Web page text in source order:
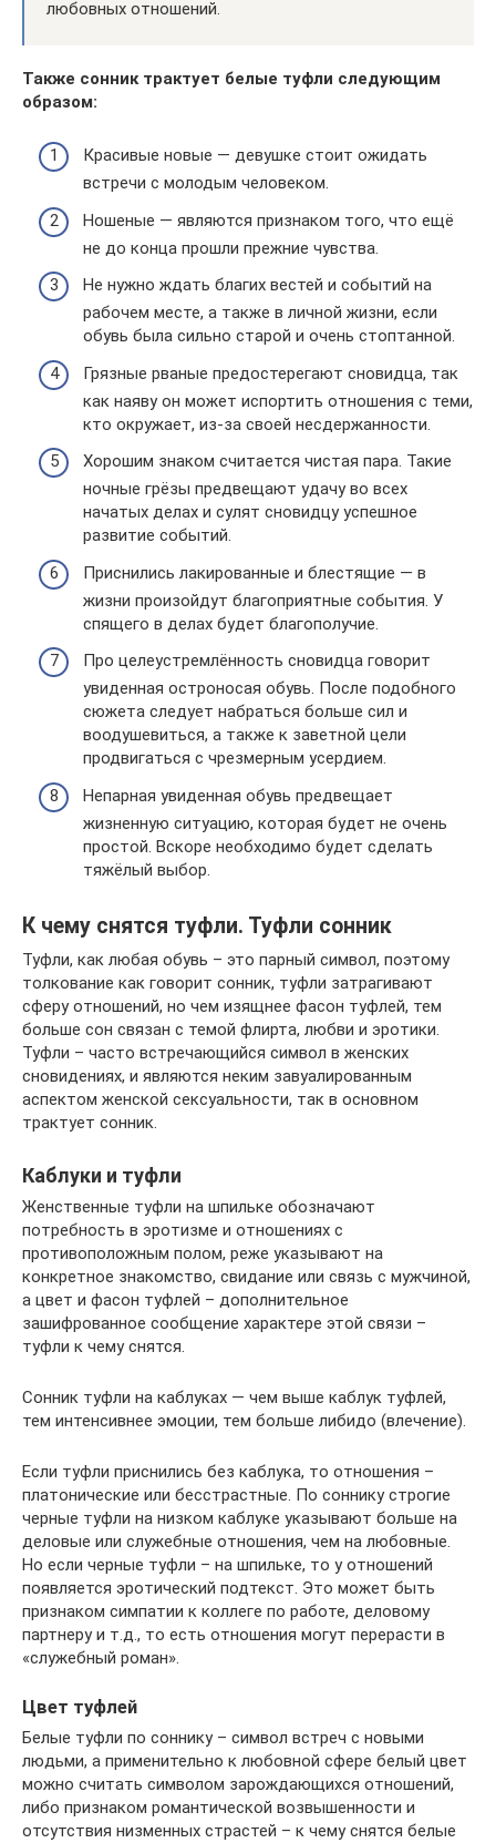
любовных отношений.
Также сонник трактует белые туфли следующим
образом:
Красивые новые — девушке стоит ожидать
встречи с молодым человеком.
Ношеные — являются признаком того, что ещё
не до конца прошли прежние чувства.
Не нужно ждать благих вестей и событий на
рабочем месте, а также в личной жизни, если
обувь была сильно старой и очень стоптанной.
Грязные рваные предостерегают сновидца, так
как наяву он может испортить отношения с теми,
кто окружает, из-за своей несдержанности.
Хорошим знаком считается чистая пара. Такие
ночные грёзы предвещают удачу во всех
начатых делах и сулят сновидцу успешное
развитие событий.
Приснились лакированные и блестящие — в
жизни произойдут благоприятные события. У
спящего в делах будет благополучие.
Про целеустремлённость сновидца говорит
увиденная остроносая обувь. После подобного
сюжета следует набраться больше сил и
воодушевиться, а также к заветной цели
продвигаться с чрезмерным усердием.
Непарная увиденная обувь предвещает
жизненную ситуацию, которая будет не очень
простой. Вскоре необходимо будет сделать
тяжёлый выбор.
К чему снятся туфли. Туфли сонник
Туфли, как любая обувь – это парный символ, поэтому
толкование как говорит сонник, туфли затрагивают
сферу отношений, но чем изящнее фасон туфлей, тем
больше сон связан с темой флирта, любви и эротики.
Туфли – часто встречающийся символ в женских
сновидениях, и являются неким завуалированным
аспектом женской сексуальности, так в основном
трактует сонник.
Каблуки и туфли
Женственные туфли на шпильке обозначают
потребность в эротизме и отношениях с
противоположным полом, реже указывают на
конкретное знакомство, свидание или связь с мужчиной,
а цвет и фасон туфлей – дополнительное
зашифрованное сообщение характере этой связи –
туфли к чему снятся.
Сонник туфли на каблуках — чем выше каблук туфлей,
тем интенсивнее эмоции, тем больше либидо (влечение).
Если туфли приснились без каблука, то отношения –
платонические или бесстрастные. По соннику строгие
черные туфли на низком каблуке указывают больше на
деловые или служебные отношения, чем на любовные.
Но если черные туфли – на шпильке, то у отношений
появляется эротический подтекст. Это может быть
признаком симпатии к коллеге по работе, деловому
партнеру и т.д., то есть отношения могут перерасти в
«служебный роман».
Цвет туфлей
Белые туфли по соннику – символ встреч с новыми
людьми, а применительно к любовной сфере белый цвет
можно считать символом зарождающихся отношений,
либо признаком романтической возвышенности и
отсутствия низменных страстей – к чему снятся белые